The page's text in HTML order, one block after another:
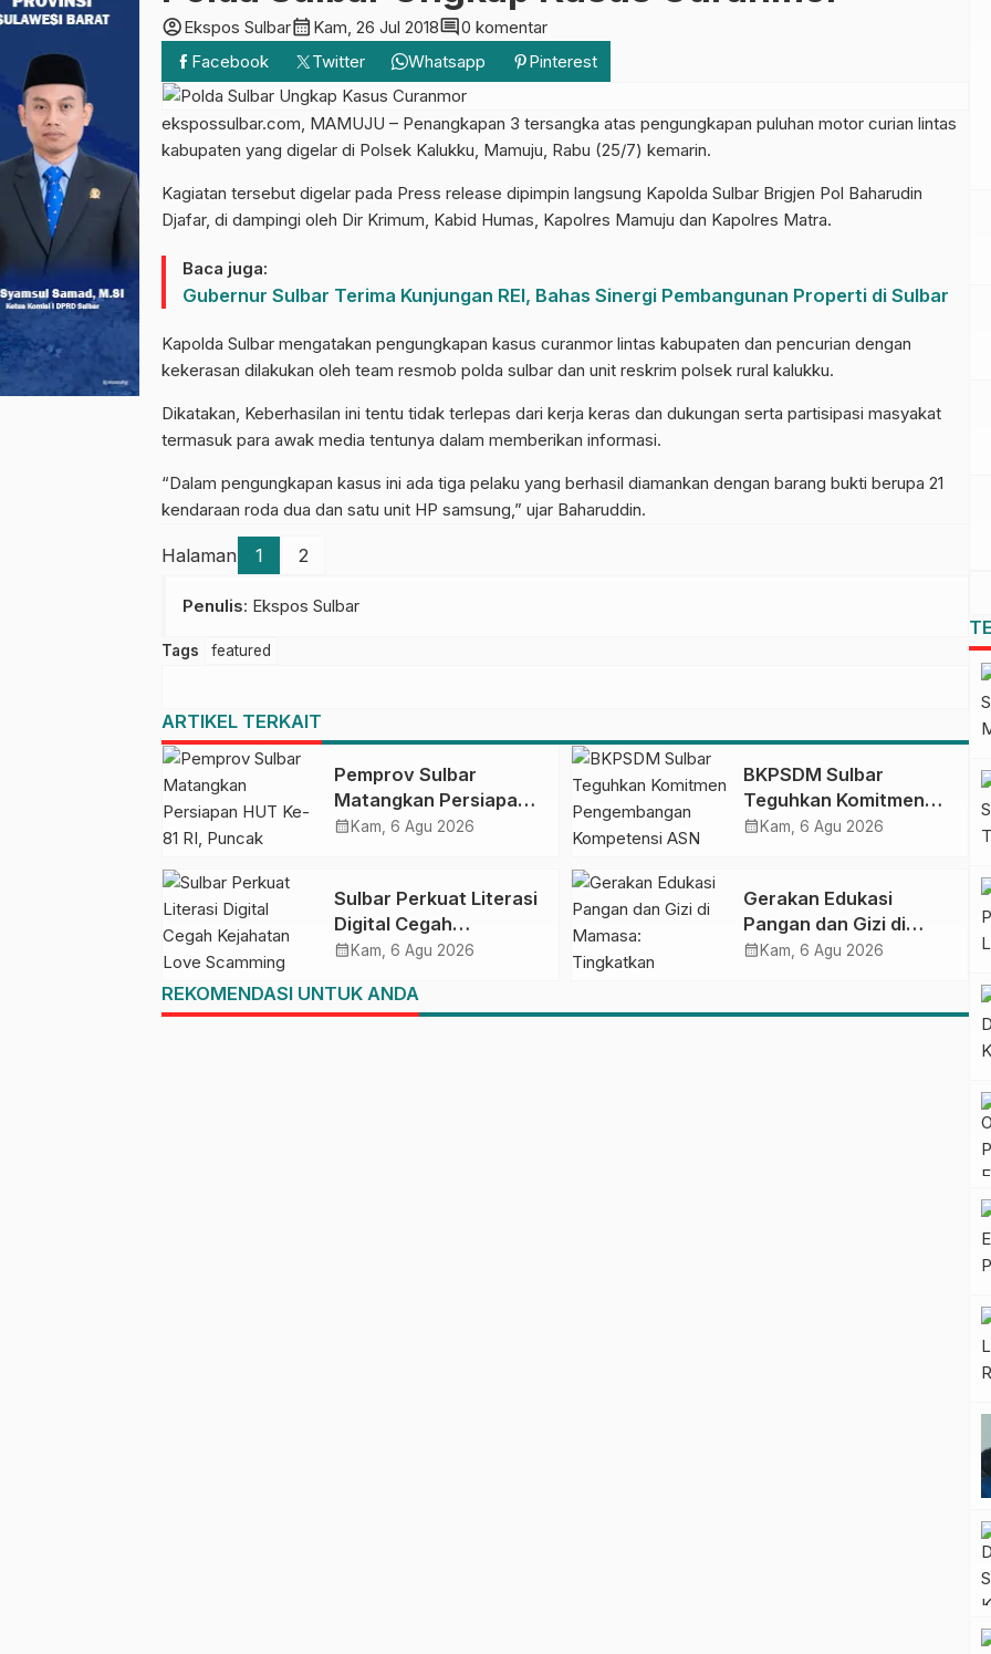
account_circleEkspos Sulbarcalendar_month Kam, 26 Jul 2018comment0 komentar
Facebook
Twitter Whatsapp Pinterest
ekspossulbar.com, MAMUJU – Penangkapan 3 tersangka atas pengungkapan puluhan motor curian lintas
kabupaten yang digelar di Polsek Kalukku, Mamuju, Rabu (25/7) kemarin.
Kagiatan tersebut digelar pada Press release dipimpin langsung Kapolda Sulbar Brigjen Pol Baharudin
Djafar, di dampingi oleh Dir Krimum, Kabid Humas, Kapolres Mamuju dan Kapolres Matra.
Baca juga:
Gubernur Sulbar Terima Kunjungan REI, Bahas Sinergi Pembangunan Properti di Sulbar
Kapolda Sulbar mengatakan pengungkapan kasus curanmor lintas kabupaten dan pencurian dengan
kekerasan dilakukan oleh team resmob polda sulbar dan unit reskrim polsek rural kalukku.
Dikatakan, Keberhasilan ini tentu tidak terlepas dari kerja keras dan dukungan serta partisipasi masyakat
termasuk para awak media tentunya dalam memberikan informasi.
“Dalam pengungkapan kasus ini ada tiga pelaku yang berhasil diamankan dengan barang bukti berupa 21
kendaraan roda dua dan satu unit HP samsung,” ujar Baharuddin.
Halaman 1 2
Penulis: Ekspos Sulbar
Tags featured
ARTIKEL TERKAIT
Pemprov Sulbar
Matangkan Persiapan
HUT Ke-81 RI, Puncak
calendar_month Kam, 6 Agu 2026
BKPSDM Sulbar
Teguhkan Komitmen
Pengembangan
Penandatanganan
Perjanjian Tugas
Belajar 2026
calendar_month Kam, 6 Agu 2026
Sulbar Perkuat Literasi
Digital Cegah
Kejahatan Love
calendar_month Kam, 6 Agu 2026
Gerakan Edukasi
Pangan dan Gizi di
Mamasa: Tingkatkan
calendar_month Kam, 6 Agu 2026
REKOMENDASI UNTUK ANDA